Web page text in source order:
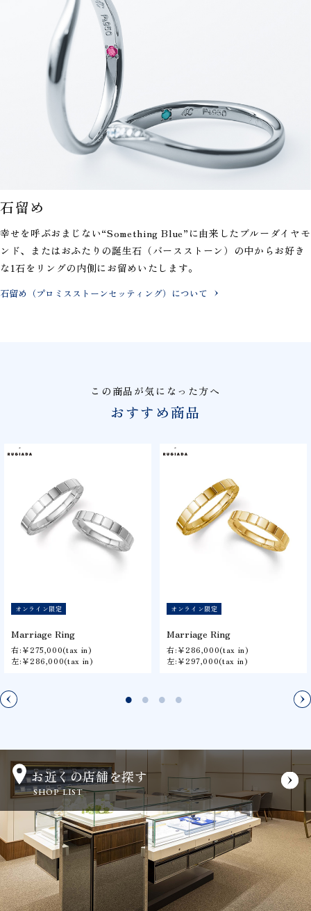
石留め
幸せを呼ぶおまじない“Something Blue”に由来したブルーダイヤモ
ンド、またはおふたりの誕生石（バースストーン）の中からお好き
な1石をリングの内側にお留めいたします。
石留め（プロミスストーンセッティング）について
この商品が気になった方へ
おすすめ商品
オンライン限定
Marriage Ring
右:￥275,000(tax in)
左:￥286,000(tax in)
オンライン限定
Marriage Ring
右:￥286,000(tax in)
左:￥297,000(tax in)
お近くの店舗を探す
SHOP LIST